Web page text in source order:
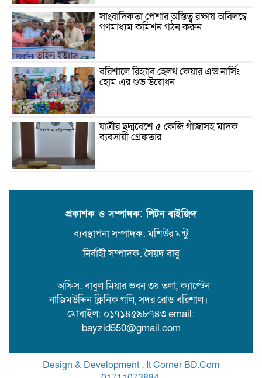
সাংবাদিকতা পেশার অস্তিত্ব রক্ষায় অবিলম্বে
গণমাধ্যম কমিশন গঠন করুন
বরিশালে রিহ্যাব হেলথ কেয়ার এন্ড নার্সিং
হোম এর শুভ উদ্বোধন
যাত্রীর ছদ্মবেশে ৫ কেজি গাঁজাসহ মাদক
ব্যবসায়ী গ্রেফতার
সেবীর ১৪ বছরে কিশোরী কন্যাকে বিয়ে,
বরিশাল সংস্কৃতিকেন্দ্রের ৩৬ জুলাই
সেমিনার
পরিবর্তনের প্রতিশ্রুতি থেকে রাজনৈতিক
অস্থিরতা: কোথায় যাচ্ছে বাংলাদেশ?
ওপর হামলা, জেলা সাংবাদিক ইউনিয়নের
নিন্দা
প্রকাশক ও সম্পাদক: লিটন বাইজিদ
ব্যবস্থাপনা সম্পাদক: মশিউর মন্টু
নির্বাহী সম্পাদক: সৈয়দ বাবু
অফিস: বাবুল মিয়ার ভবন ৩য় তলা, ক্যাপ্টেন
নাজিমউদ্দিন ক্লিনিক গলি, সদর রোড বরিশাল।
মোবাইল: ০১৭১৪৫৯৮৭৪৩ email:
bayzid550@gmail.com
Design & Development : It Corner BD.Com